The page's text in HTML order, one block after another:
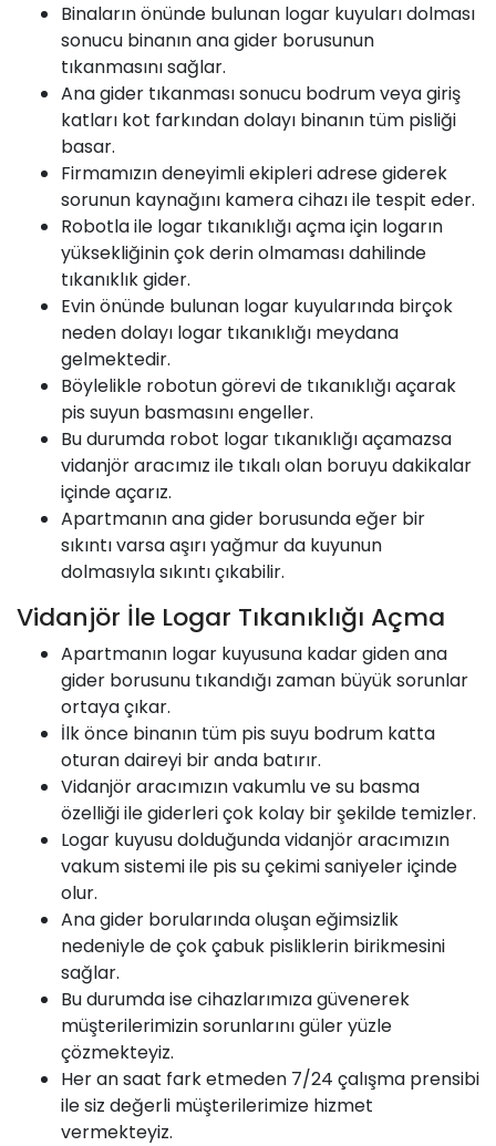
Binaların önünde bulunan logar kuyuları dolması
sonucu binanın ana gider borusunun
tıkanmasını sağlar.
Ana gider tıkanması sonucu bodrum veya giriş
katları kot farkından dolayı binanın tüm pisliği
basar.
Firmamızın deneyimli ekipleri adrese giderek
sorunun kaynağını kamera cihazı ile tespit eder.
Robotla ile logar tıkanıklığı açma için logarın
yüksekliğinin çok derin olmaması dahilinde
tıkanıklık gider.
Evin önünde bulunan logar kuyularında birçok
neden dolayı logar tıkanıklığı meydana
gelmektedir.
Böylelikle robotun görevi de tıkanıklığı açarak
pis suyun basmasını engeller.
Bu durumda robot logar tıkanıklığı açamazsa
vidanjör aracımız ile tıkalı olan boruyu dakikalar
içinde açarız.
Apartmanın ana gider borusunda eğer bir
sıkıntı varsa aşırı yağmur da kuyunun
dolmasıyla sıkıntı çıkabilir.
Vidanjör İle Logar Tıkanıklığı Açma
Apartmanın logar kuyusuna kadar giden ana
gider borusunu tıkandığı zaman büyük sorunlar
ortaya çıkar.
İlk önce binanın tüm pis suyu bodrum katta
oturan daireyi bir anda batırır.
Vidanjör aracımızın vakumlu ve su basma
özelliği ile giderleri çok kolay bir şekilde temizler.
Logar kuyusu dolduğunda vidanjör aracımızın
vakum sistemi ile pis su çekimi saniyeler içinde
olur.
Ana gider borularında oluşan eğimsizlik
nedeniyle de çok çabuk pisliklerin birikmesini
sağlar.
Bu durumda ise cihazlarımıza güvenerek
müşterilerimizin sorunlarını güler yüzle
çözmekteyiz.
Her an saat fark etmeden 7/24 çalışma prensibi
ile siz değerli müşterilerimize hizmet
vermekteyiz.